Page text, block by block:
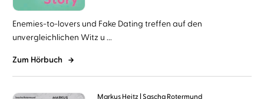
Enemies-to-lovers und Fake Dating treffen auf den
unvergleichlichen Witz u ...
Zum Hörbuch
Markus Heitz Sascha Rotermund